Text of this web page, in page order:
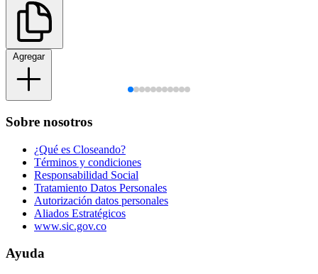
Agregar
Sobre nosotros
¿Qué es Closeando?
Términos y condiciones
Responsabilidad Social
Tratamiento Datos Personales
Autorización datos personales
Aliados Estratégicos
www.sic.gov.co
Ayuda